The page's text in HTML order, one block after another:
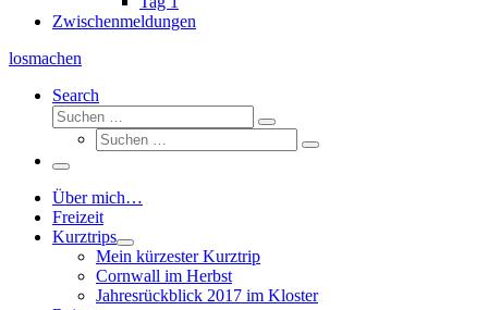
Zwischenmeldungen
losmachen
Search
Suche
Suchen
Suche
Suchen
Menü
Über mich…
Freizeit
Kurztrips
Mein kürzester Kurztrip
Cornwall im Herbst
Jahresrückblick 2017 im Kloster